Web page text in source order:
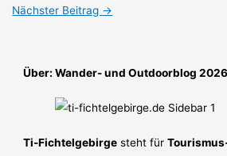
Nächster Beitrag →
Über: Wander- und Outdoorblog
Ti-Fichtelgebirge steht für